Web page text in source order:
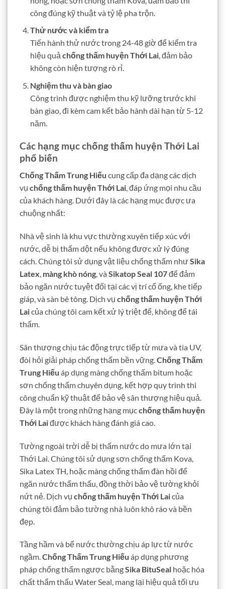
công đúng kỹ thuật và tỷ lệ pha trộn.
Thử nước và kiểm tra
Tiến hành thử nước trong 24-48 giờ để kiểm tra
hiệu quả chống thấm huyện Thới Lai, đảm bảo
không còn hiện tượng rò rỉ.
Nghiệm thu và bàn giao
Công trình được nghiệm thu kỹ lưỡng trước khi
bàn giao, đi kèm cam kết bảo hành dài hạn từ 5-12
năm.
Các hạng mục chống thấm huyện Thới Lai
phổ biến
Chống Thấm Trung Hiếu cung cấp đa dạng các dịch
vụ chống thấm huyện Thới Lai, đáp ứng mọi nhu cầu
của khách hàng. Dưới đây là các hạng mục được ưa
chuộng nhất:
Nhà vệ sinh là khu vực thường xuyên tiếp xúc với
nước, dễ bị thấm dột nếu không được xử lý đúng
cách. Chúng tôi sử dụng vật liệu chống thấm nhưSika
Latex, màng khò nóng, và Sikatop Seal 107để đảm
bảo ngăn nước tuyệt đối tại các vị trí cổ ống, khe tiếp
giáp, và sàn bê tông. Dịch vụ chống thấm huyện Thới
Laicủa chúng tôi cam kết xử lý triệt để, không để tái
thấm.
Sân thượng chịu tác động trực tiếp từ mưa và tia UV,
đòi hỏi giải pháp chống thấm bền vững.Chống Thấm
Trung Hiếu áp dụng màng chống thấm bitum hoặc
sơn chống thấm chuyên dụng, kết hợp quy trình thi
công chuẩn kỹ thuật để bảo vệ sân thượng hiệu quả.
Đây là một trong những hạng mụcchống thấm huyện
Thới Laiđược khách hàng đánh giá cao.
Tường ngoài trời dễ bị thấm nước do mưa lớn tại
Thới Lai. Chúng tôi sử dụng sơn chống thấm Kova,
Sika Latex TH, hoặc màng chống thấm đàn hồi để
ngăn nước thẩm thấu, đồng thời bảo vệ tường khỏi
nứt nẻ. Dịch vụ chống thấm huyện Thới Laicủa
chúng tôi đảm bảo tường nhà luôn khô ráo và bền
đẹp.
Tầng hầm và bể nước thường chịu áp lực từ nước
ngầm.Chống Thấm Trung Hiếu áp dụng phương
pháp chống thấm ngược bằngSika BituSeal hoặc hóa
chất thẩm thấu Water Seal, mang lại hiệu quả tối ưu